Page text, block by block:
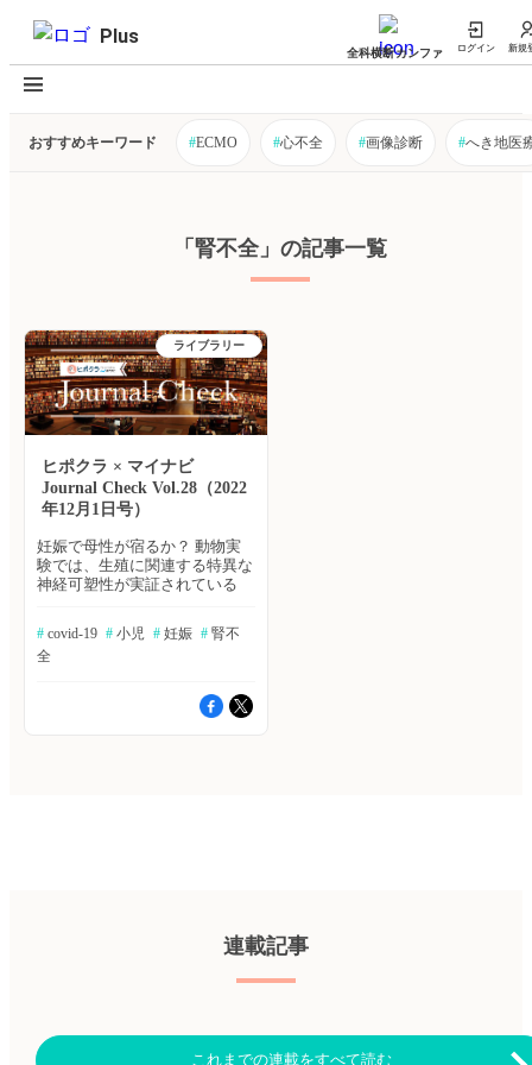
Plus
全科横断カンファ ログイン 新規
おすすめキーワード #ECMO #心不全 #画像診断 #へき地医
「腎不全」の記事一覧
ライブラリー
ヒポクラ × マイナビ
Journal Check Vol.28（2022
年12月1日号）
妊娠で母性が宿るか？ 動物実
験では、生殖に関連する特異な
神経可塑性が実証されている
響についてはほとんど知られて
いない。著者らは、包括的な受
胎前コホート研究を使用して、
構造、神経代謝産物濃度、灰白
質構造の変化と関連しているか
症状のある人にとっては、免疫
が軽減されることがわかってい
要約し、それがPASC、Long
COVID、筋痛性脳脊髄炎／慢性
# covid-19 # 小児 # 妊娠 # 腎不
全
連載記事
これまでの連載をすべて読む